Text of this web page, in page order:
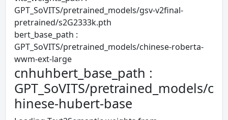
GPT_SoVITS/pretrained_models/gsv-v2final-
pretrained/s2G2333k.pth
bert_base_path :
GPT_SoVITS/pretrained_models/chinese-roberta-
wwm-ext-large
cnhuhbert_base_path :
GPT_SoVITS/pretrained_models/c
hinese-hubert-base